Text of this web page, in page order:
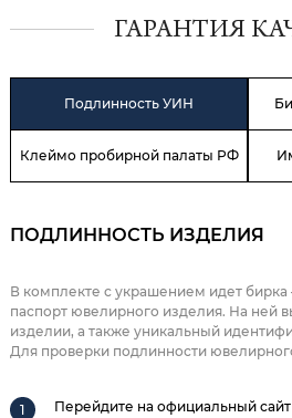
ГАРАНТИЯ
Подлинность УИН
Клеймо пробирной палаты РФ
ПОДЛИННОСТЬ ИЗДЕЛИЯ
В комплекте с украшением идет
паспорт ювелирного изделия. На ней
изделии, а также уникальный
Для проверки подлинности
Перейдите на официальный